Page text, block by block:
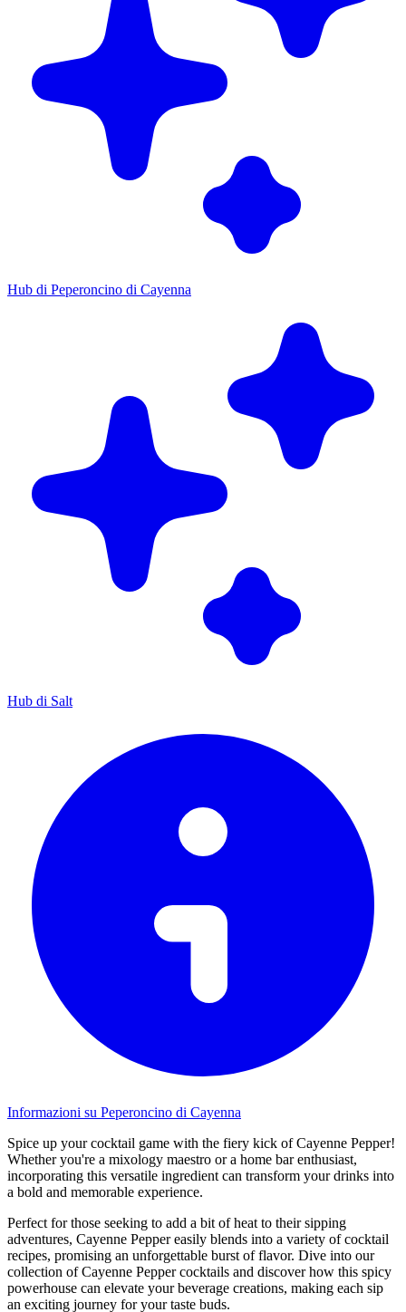
Hub di Peperoncino di Cayenna
Hub di Salt
Informazioni su Peperoncino di Cayenna
Spice up your cocktail game with the fiery kick of Cayenne Pepper!
Whether you're a mixology maestro or a home bar enthusiast,
incorporating this versatile ingredient can transform your drinks into
a bold and memorable experience.
Perfect for those seeking to add a bit of heat to their sipping
adventures, Cayenne Pepper easily blends into a variety of cocktail
recipes, promising an unforgettable burst of flavor. Dive into our
collection of Cayenne Pepper cocktails and discover how this spicy
powerhouse can elevate your beverage creations, making each sip
an exciting journey for your taste buds.